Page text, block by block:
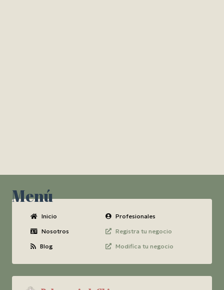
Menú
Inicio
Nosotros
Blog
Profesionales
Registra tu negocio
Modifica tu negocio